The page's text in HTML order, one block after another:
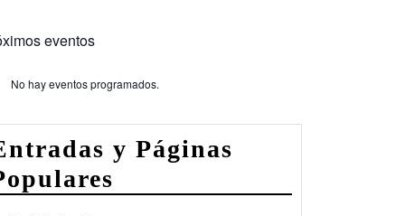
eventos
No hay eventos programados.
y Páginas